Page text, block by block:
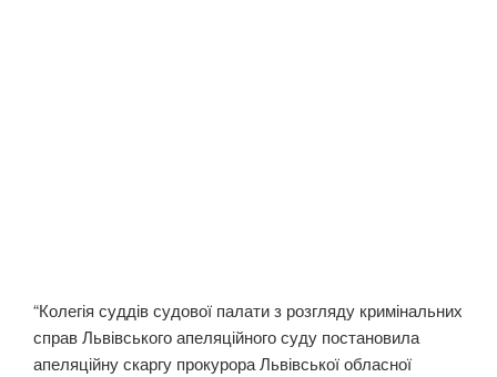
“Колегія суддів судової палати з розгляду кримінальних
справ Львівського апеляційного суду постановила
апеляційну скаргу прокурора Львівської обласної